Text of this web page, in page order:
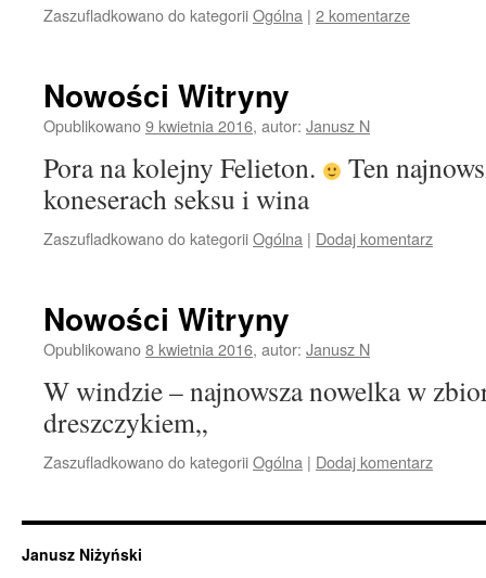
Zaszufladkowano do kategoriiOgólna | 2 komentarze
Nowości Witryny
Opublikowano9 kwietnia 2016, autor: Janusz N
Pora na kolejny Felieton.
Ten
koneserach seksu i wina
Zaszufladkowano do kategoriiOgólna | Dodaj komentarz
Nowości Witryny
Opublikowano8 kwietnia 2016, autor: Janusz N
W windzie – najnowsza nowelka w
dreszczykiem„
Zaszufladkowano do kategoriiOgólna | Dodaj komentarz
Janusz Niżyński